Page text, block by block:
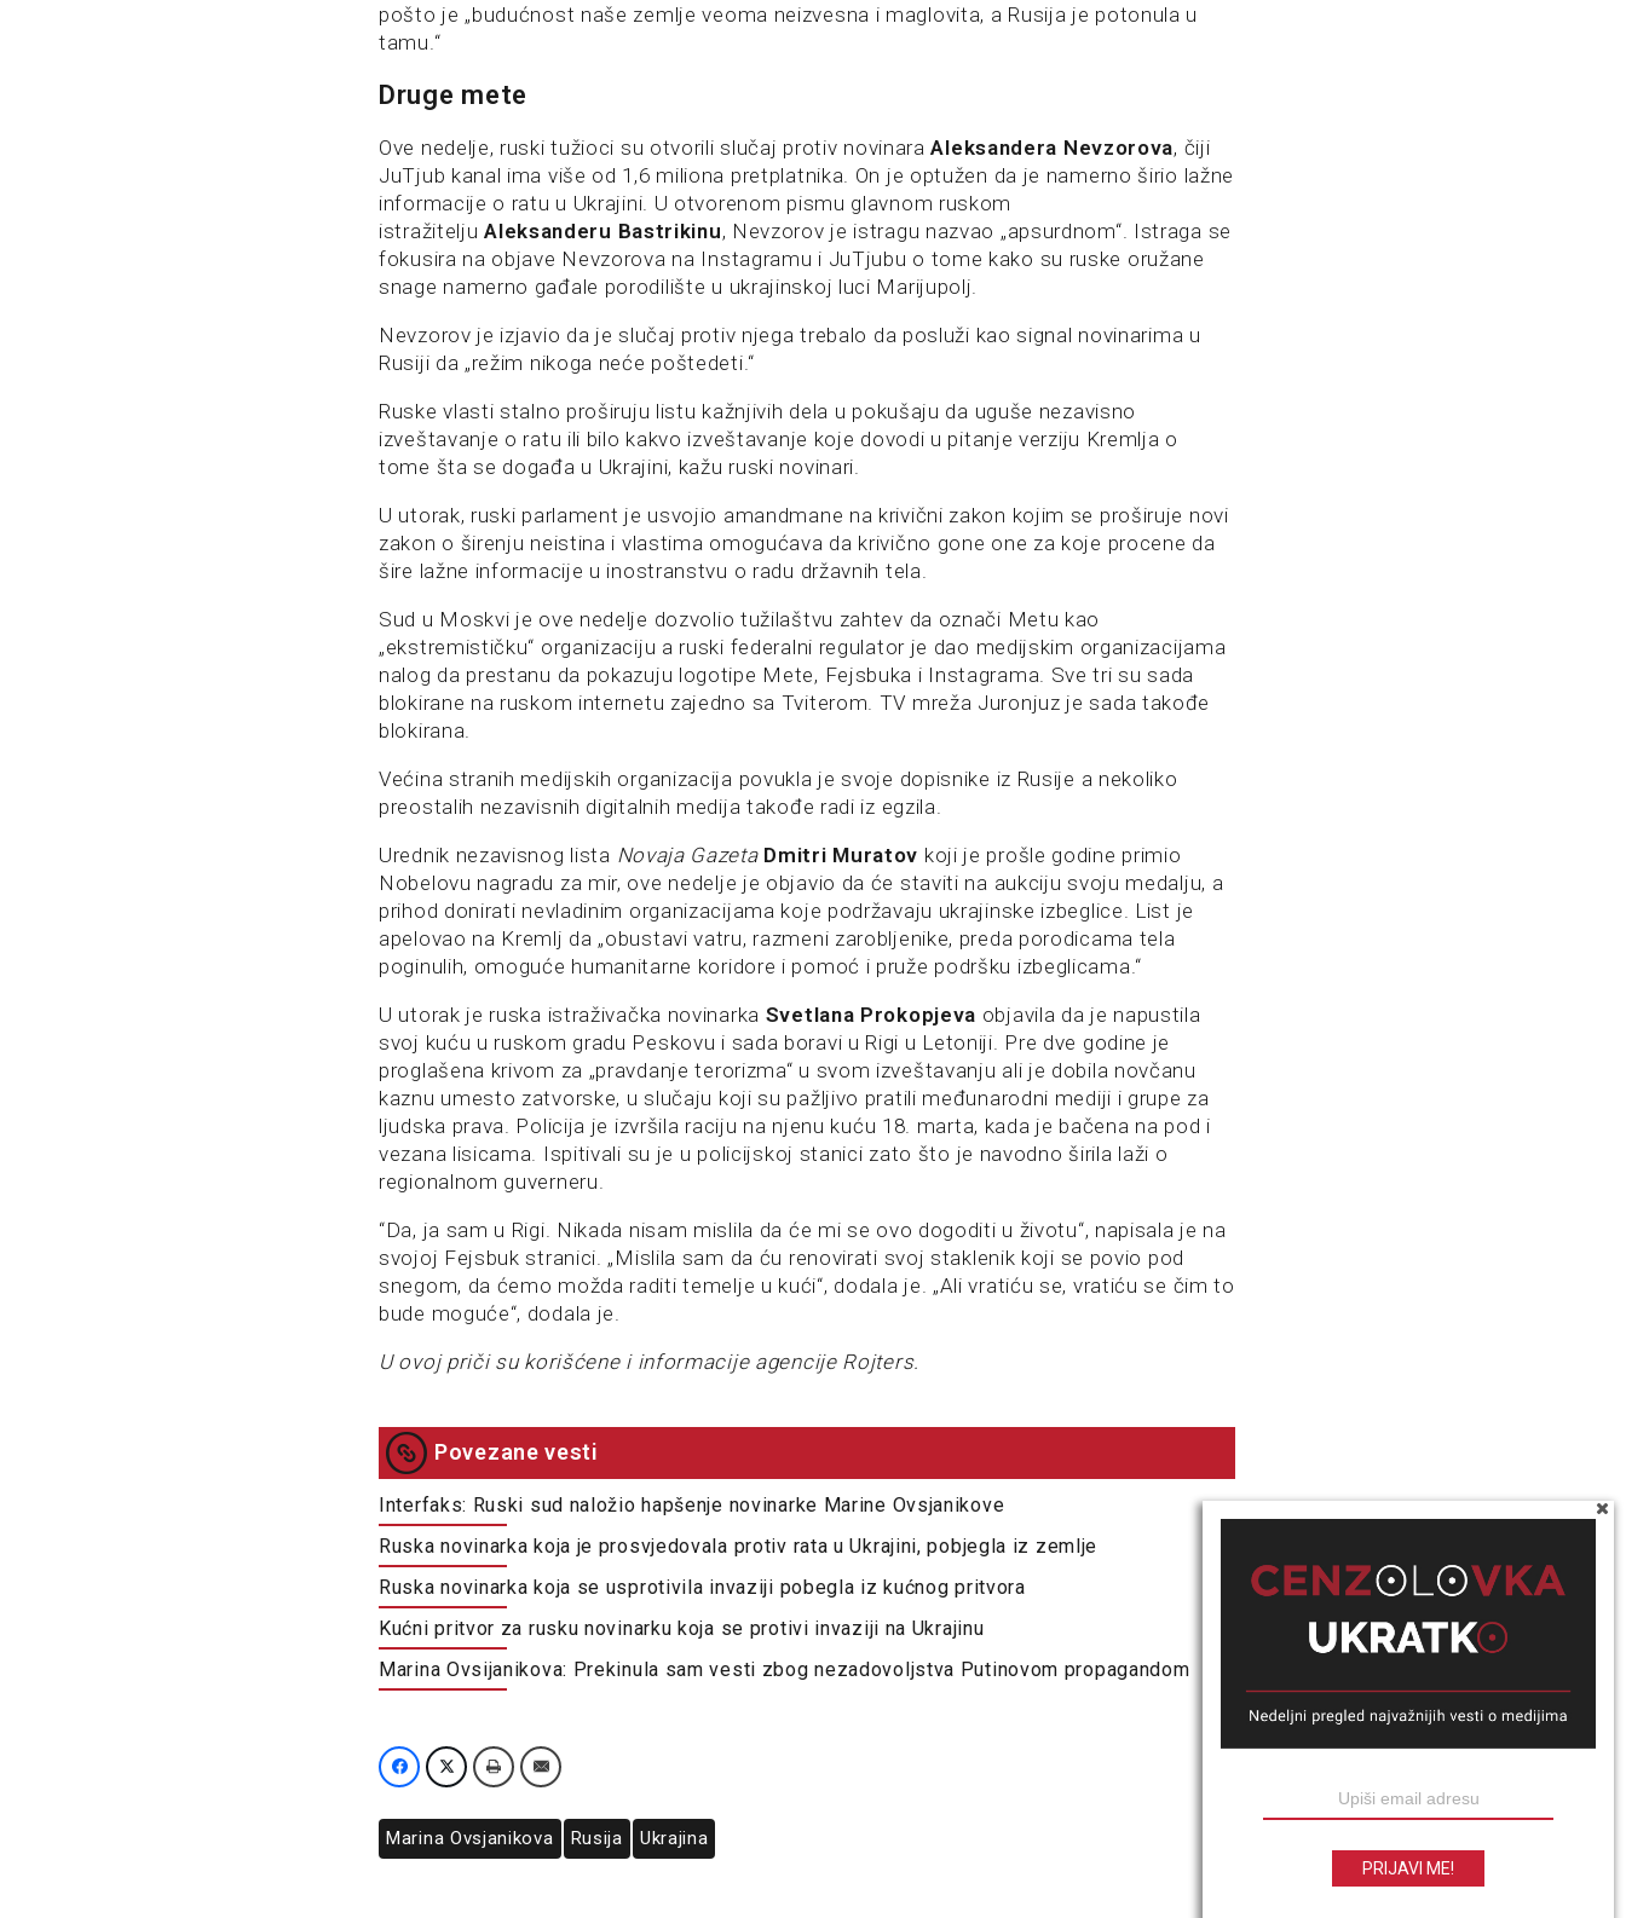
pošto je „budućnost naše zemlje veoma neizvesna i maglovita, a Rusija je potonula u
tamu.“
Druge mete
Ove nedelje, ruski tužioci su otvorili slučaj protiv novinaraAleksandera Nevzorova, čiji
JuTjub kanal ima više od 1,6 miliona pretplatnika. On je optužen da je namerno širio lažne
informacije o ratu u Ukrajini. U otvorenom pismu glavnom ruskom
istražiteljuAleksanderu Bastrikinu, Nevzorov je istragu nazvao „apsurdnom“. Istraga se
fokusira na objave Nevzorova na Instagramu i JuTjubu o tome kako su ruske oružane
snage namerno gađale porodilište u ukrajinskoj luci Marijupolj.
Nevzorov je izjavio da je slučaj protiv njega trebalo da posluži kao signal novinarima u
Rusiji da „režim nikoga neće poštedeti.“
Ruske vlasti stalno proširuju listu kažnjivih dela u pokušaju da uguše nezavisno
izveštavanje o ratu ili bilo kakvo izveštavanje koje dovodi u pitanje verziju Kremlja o
tome šta se događa u Ukrajini, kažu ruski novinari.
U utorak, ruski parlament je usvojio amandmane na krivični zakon kojim se proširuje novi
zakon o širenju neistina i vlastima omogućava da krivično gone one za koje procene da
šire lažne informacije u inostranstvu o radu državnih tela.
Sud u Moskvi je ove nedelje dozvolio tužilaštvu zahtev da označi Metu kao
„ekstremističku“ organizaciju a ruski federalni regulator je dao medijskim organizacijama
nalog da prestanu da pokazuju logotipe Mete, Fejsbuka i Instagrama. Sve tri su sada
blokirane na ruskom internetu zajedno sa Tviterom. TV mreža Juronjuz je sada takođe
blokirana.
Većina stranih medijskih organizacija povukla je svoje dopisnike iz Rusije a nekoliko
preostalih nezavisnih digitalnih medija takođe radi iz egzila.
Urednik nezavisnog lista Novaja Gazeta Dmitri Muratov koji je prošle godine primio
Nobelovu nagradu za mir, ove nedelje je objavio da će staviti na aukciju svoju medalju, a
prihod donirati nevladinim organizacijama koje podržavaju ukrajinske izbeglice. List je
apelovao na Kremlj da „obustavi vatru, razmeni zarobljenike, preda porodicama tela
poginulih, omoguće humanitarne koridore i pomoć i pruže podršku izbeglicama.“
U utorak je ruska istraživačka novinarka Svetlana Prokopjeva objavila da je napustila
svoj kuću u ruskom gradu Peskovu i sada boravi u Rigi u Letoniji. Pre dve godine je
proglašena krivom za „pravdanje terorizma“ u svom izveštavanju ali je dobila novčanu
kaznu umesto zatvorske, u slučaju koji su pažljivo pratili međunarodni mediji i grupe za
ljudska prava. Policija je izvršila raciju na njenu kuću 18. marta, kada je bačena na pod i
vezana lisicama. Ispitivali su je u policijskoj stanici zato što je navodno širila laži o
regionalnom guverneru.
“Da, ja sam u Rigi. Nikada nisam mislila da će mi se ovo dogoditi u životu“, napisala je na
svojoj Fejsbuk stranici. „Mislila sam da ću renovirati svoj staklenik koji se povio pod
snegom, da ćemo možda raditi temelje u kući“, dodala je. „Ali vratiću se, vratiću se čim to
bude moguće“, dodala je.
U ovoj priči su korišćene i informacije agencije Rojters.
Povezane vesti
Interfaks: Ruski sud naložio hapšenje novinarke Marine Ovsjanikove
Ruska novinarka koja je prosvjedovala protiv rata u Ukrajini, pobjegla iz zemlje
Ruska novinarka koja se usprotivila invaziji pobegla iz kućnog pritvora
Kućni pritvor za rusku novinarku koja se protivi invaziji na Ukrajinu
Marina Ovsijanikova: Prekinula sam vesti zbog nezadovoljstva Putinovom propagandom
Marina Ovsjanikova Rusija Ukrajina